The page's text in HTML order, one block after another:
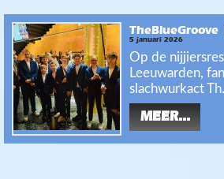
5 januari 2026
Op de
Leeuwarden,
slachwurkact
MEER...